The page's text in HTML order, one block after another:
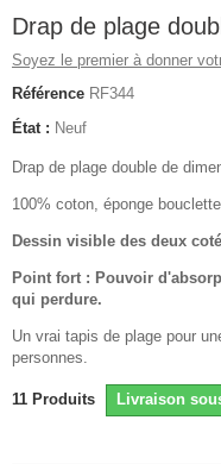
Drap de plage
Soyez le premier à donner
Référence RF344
État : Neuf
Drap de plage double de
100% coton, éponge
Dessin visible des deux
Point fort : Pouvoir
qui perdure.
Un vrai tapis de plage pour
personnes.
11 Produits Livraison